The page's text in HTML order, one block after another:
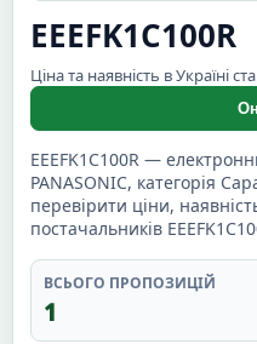
EEEFK1C100R
Ціна та наявність в Україні
EEEFK1C100R —
PANASONIC, категорія
перевірити ціни,
постачальників
ВСЬОГО ПРОПОЗИЦІЙ
1